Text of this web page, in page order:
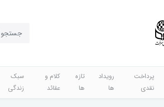
پرداخت
نقدی
رویداد
ها
تازه
ها
کلام و
عقائد
سبک
زندگی